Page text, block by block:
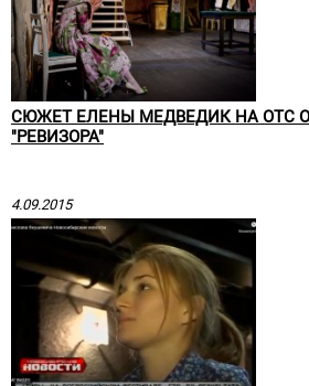
СЮЖЕТ ЕЛЕНЫ МЕДВЕДИК НА ОТС
"РЕВИЗОРА"
4.09.2015